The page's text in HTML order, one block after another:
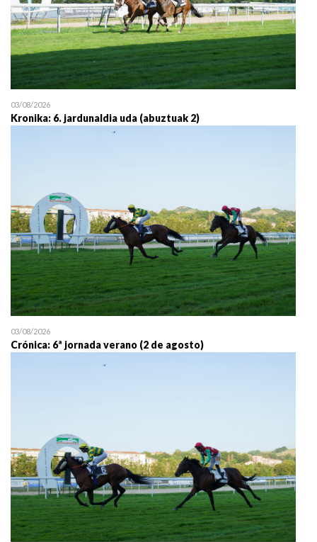
03/08/2026
Kronika: 6. jardunaldia uda (abuztuak 2)
03/08/2026
Crónica: 6ª jornada verano (2 de agosto)